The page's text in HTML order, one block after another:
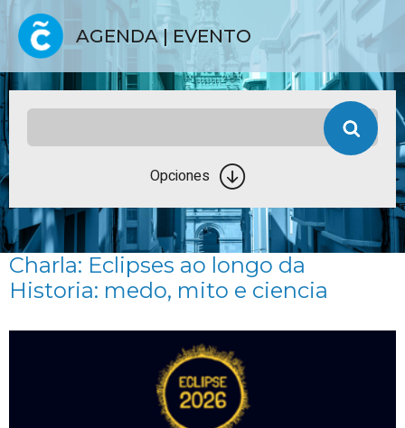
AGENDA | EVENTO
Opciones
Charla: Eclipses ao longo da
Historia: medo, mito e ciencia